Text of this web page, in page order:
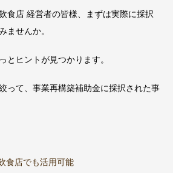
食店 経営者の皆様、まずは実際に採択
ませんか。
とヒントが見つかります。
って、事業再構築補助金に採択された事
食店でも活用可能